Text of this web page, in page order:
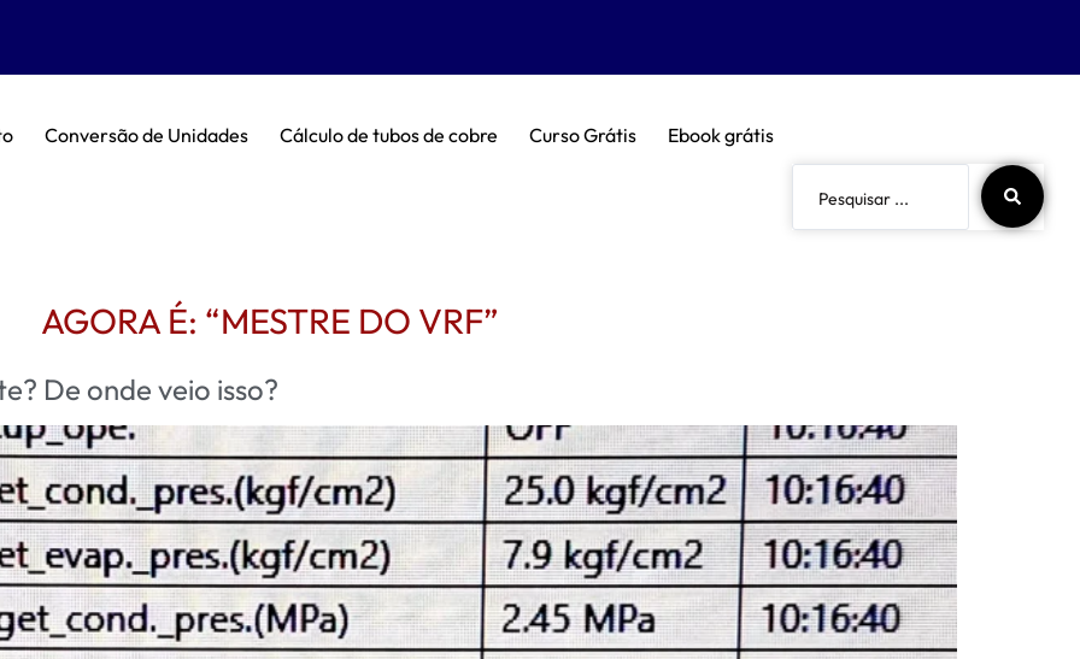
Conversão de Unidades Cálculo de tubos de cobre Curso Grátis Ebook grátis
AGORA É: “MESTRE DO VRF”
De onde veio isso?